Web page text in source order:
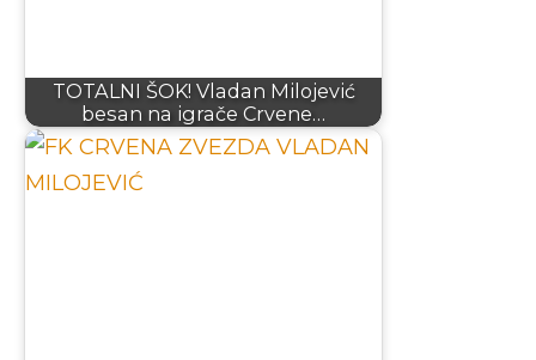
TOTALNI ŠOK! Vladan Milojević
besan na igrače Crvene…